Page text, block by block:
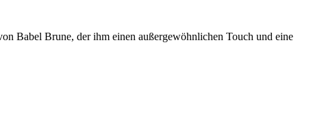
Babel Brune, der ihm einen außergewöhnlichen Touch und eine